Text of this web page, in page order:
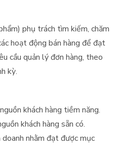
phụ trách tìm kiếm, chăm
hoạt động bán hàng để đạt
cầu quản lý đơn hàng, theo
kỳ.
khách hàng tiềm năng.
khách hàng sẵn có.
nhằm đạt được mục